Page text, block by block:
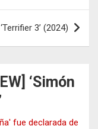
3’ (2024)
‘Simón
fue declarada de